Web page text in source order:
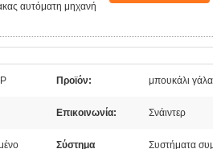
αυτόματη μηχανή
Προϊόν: μπουκάλι
Επικοινωνία: Σνάιντερ
Σύστημα
Συστήματα